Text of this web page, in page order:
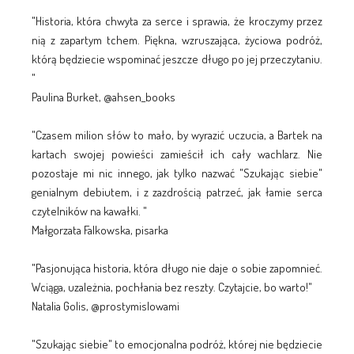
"Historia, która chwyta za serce i sprawia, że kroczymy przez
nią z zapartym tchem. Piękna, wzruszająca, życiowa podróż,
którą będziecie wspominać jeszcze długo po jej przeczytaniu.
"
Paulina Burket, @ahsen_books
"Czasem milion słów to mało, by wyrazić uczucia, a Bartek na
kartach swojej powieści zamieścił ich cały wachlarz. Nie
pozostaje mi nic innego, jak tylko nazwać "Szukając siebie"
genialnym debiutem, i z zazdrością patrzeć, jak łamie serca
czytelników na kawałki. "
Małgorzata Falkowska, pisarka
"Pasjonująca historia, która długo nie daje o sobie zapomnieć.
Wciąga, uzależnia, pochłania bez reszty. Czytajcie, bo warto!"
Natalia Golis, @prostymislowami
"Szukając siebie" to emocjonalna podróż, której nie będziecie